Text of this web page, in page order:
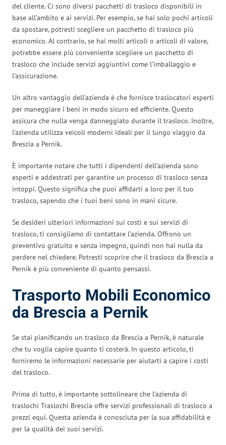
del cliente. Ci sono diversi pacchetti di trasloco disponibili in
base all’ambito e ai servizi. Per esempio, se hai solo pochi articoli
da spostare, potresti scegliere un pacchetto di trasloco più
economico. Al contrario, se hai molti articoli o articoli di valore,
potrebbe essere più conveniente scegliere un pacchetto di
trasloco che include servizi aggiuntivi come l’imballaggio e
l’assicurazione.
Un altro vantaggio dell’azienda è che fornisce traslocatori esperti
per maneggiare i beni in modo sicuro ed efficiente. Questo
assicura che nulla venga danneggiato durante il trasloco. Inoltre,
l’azienda utilizza veicoli moderni ideali per il lungo viaggio da
Brescia a Pernik.
È importante notare che tutti i dipendenti dell’azienda sono
esperti e addestrati per garantire un processo di trasloco senza
intoppi. Questo significa che puoi affidarti a loro per il tuo
trasloco, sapendo che i tuoi beni sono in mani sicure.
Se desideri ulteriori informazioni sui costi e sui servizi di
trasloco, ti consigliamo di contattare l’azienda. Offrono un
preventivo gratuito e senza impegno, quindi non hai nulla da
perdere nel chiedere. Potresti scoprire che il trasloco da Brescia a
Pernik è più conveniente di quanto pensassi.
Trasporto Mobili Economico
da Brescia a Pernik
Se stai pianificando un trasloco da Brescia a Pernik, è naturale
che tu voglia capire quanto ti costerà. In questo articolo, ti
forniremo le informazioni necessarie per aiutarti a capire i costi
del trasloco.
Prima di tutto, è importante sottolineare che l’azienda di
traslochi Traslochi Brescia offre servizi professionali di trasloco a
prezzi equi. Questa azienda è conosciuta per la sua affidabilità e
per la qualità dei suoi servizi.